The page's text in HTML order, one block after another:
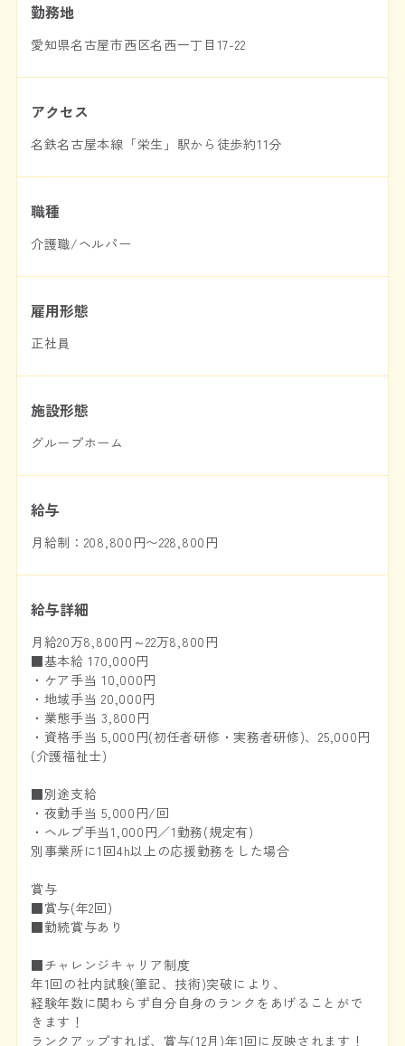
勤務地
愛知県名古屋市西区名西一丁目17-22
アクセス
名鉄名古屋本線「栄生」駅から徒歩約11分
職種
介護職/ヘルパー
雇用形態
正社員
施設形態
グループホーム
給与
月給制：208,800円〜228,800円
給与詳細
月給20万8,800円～22万8,800円
■基本給 170,000円
・ケア手当 10,000円
・地域手当 20,000円
・業態手当 3,800円
・資格手当 5,000円(初任者研修・実務者研修)、25,000円
(介護福祉士)
■別途支給
・夜勤手当 5,000円/回
・ヘルプ手当1,000円／1勤務(規定有)
別事業所に1回4h以上の応援勤務をした場合
賞与
■賞与(年2回)
■勤続賞与あり
■チャレンジキャリア制度
年1回の社内試験(筆記、技術)突破により、
経験年数に関わらず自分自身のランクをあげることがで
きます！
ランクアップすれば、賞与(12月)年1回に反映されます！